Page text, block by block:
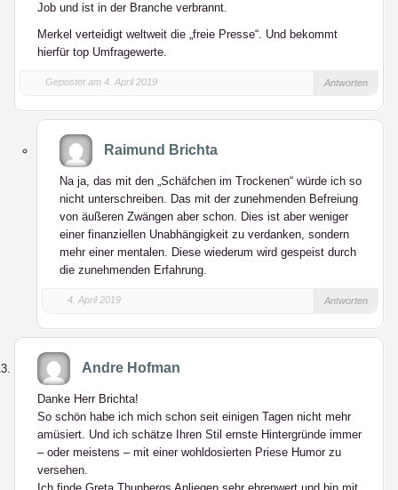
Job und ist in der Branche verbrannt.
Merkel verteidigt weltweit die „freie Presse“. Und bekommt
hierfür top Umfragewerte.
Gepostet am 4. April 2019 Antworten
Raimund Brichta
Na ja, das mit den „Schäfchen im Trockenen“ würde ich so
nicht unterschreiben. Das mit der zunehmenden Befreiung
von äußeren Zwängen aber schon. Dies ist aber weniger
einer finanziellen Unabhängigkeit zu verdanken, sondern
mehr einer mentalen. Diese wiederum wird gespeist durch
die zunehmenden Erfahrung.
4. April 2019 Antworten
Andre Hofman
Danke Herr Brichta!
So schön habe ich mich schon seit einigen Tagen nicht mehr
amüsiert. Und ich schätze Ihren Stil ernste Hintergründe immer
– oder meistens – mit einer wohldosierten Priese Humor zu
versehen.